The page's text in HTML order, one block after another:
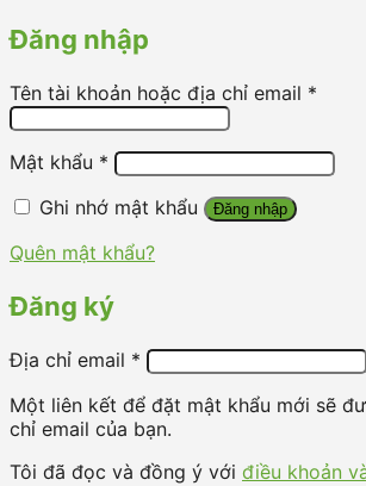
Đăng nhập
Tên tài khoản hoặc địa chỉ email *
Mật khẩu *
Ghi nhớ mật khẩu
Đăng nhập
Quên mật khẩu?
Đăng ký
Địa chỉ email *
Một liên kết để đặt mật khẩu mới sẽ
chỉ email của bạn.
Tôi đã đọc và đồng ý với điều khoản